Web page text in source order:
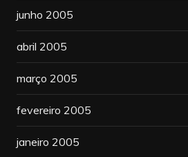
junho 2005
abril 2005
março 2005
fevereiro 2005
janeiro 2005